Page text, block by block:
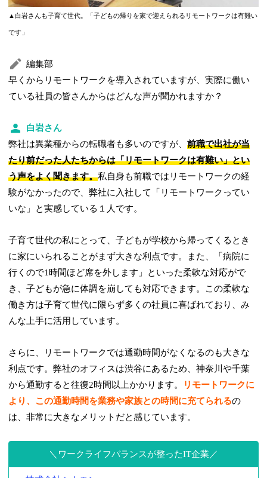
▲白岩さんも子育て世代。「子どもの帰りを家で迎えられるリモートワークは有難い
です」
編集部
早くからリモートワークを導入されていますが、実際に働い
ている社員の皆さんからはどんな声が聞かれますか？
白岩さん
弊社は異業種からの転職者も多いのですが、前職で出社が当
たり前だった人たちからは「リモートワークは有難い」とい
う声をよく聞きます。私自身も前職ではリモートワークの経
験がなかったので、弊社に入社して「リモートワークってい
いな」と実感している１人です。
子育て世代の私にとって、子どもが学校から帰ってくるとき
に家にいられることがまず大きな利点です。また、「病院に
行くので1時間ほど席を外します」といった柔軟な対応がで
き、子どもが急に体調を崩しても対応できます。この柔軟な
働き方は子育て世代に限らず多くの社員に喜ばれており、み
んな上手に活用しています。
さらに、リモートワークでは通勤時間がなくなるのも大きな
利点です。弊社のオフィスは渋谷にあるため、神奈川や千葉
から通勤すると往復2時間以上かかります。
リモートワークに
より、この通勤時間を業務や家族との時間に充てられるの
は、非常に大きなメリットだと感じています。
ワークライフバランスが整ったIT企業